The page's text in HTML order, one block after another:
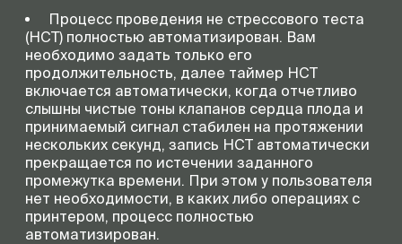
Процесс проведения не стрессового теста
(НСТ) полностью автоматизирован. Вам
необходимо задать только его
продолжительность, далее таймер НСТ
включается автоматически, когда отчетливо
слышны чистые тоны клапанов сердца плода и
принимаемый сигнал стабилен на протяжении
нескольких секунд, запись НСТ автоматически
прекращается по истечении заданного
промежутка времени. При этом у пользователя
нет необходимости, в каких либо операциях с
принтером, процесс полностью
автоматизирован.